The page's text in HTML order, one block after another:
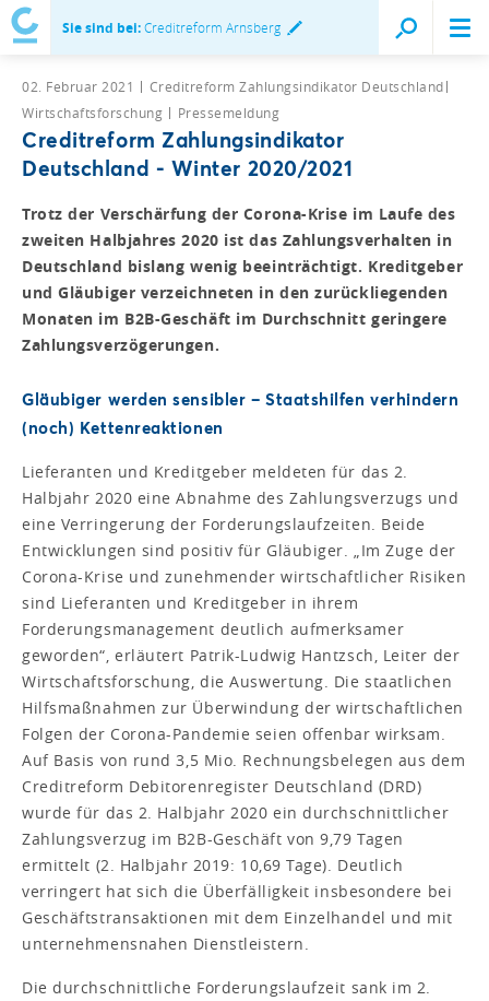
Sie sind bei:Creditreform Arnsberg
02. Februar 2021
Creditreform Zahlungsindikator Deutschland
Wirtschaftsforschung
Pressemeldung
Creditreform Zahlungsindikator
Deutschland - Winter 2020/2021
Trotz der Verschärfung der Corona-Krise im Laufe des
zweiten Halbjahres 2020 ist das Zahlungsverhalten in
Deutschland bislang wenig beeinträchtigt. Kreditgeber
und Gläubiger verzeichneten in den zurückliegenden
Monaten im B2B-Geschäft im Durchschnitt geringere
Zahlungsverzögerungen.
Gläubiger werden sensibler – Staatshilfen verhindern
(noch) Kettenreaktionen
Lieferanten und Kreditgeber meldeten für das 2.
Halbjahr 2020 eine Abnahme des Zahlungsverzugs und
eine Verringerung der Forderungslaufzeiten. Beide
Entwicklungen sind positiv für Gläubiger. „Im Zuge der
Corona-Krise und zunehmender wirtschaftlicher Risiken
sind Lieferanten und Kreditgeber in ihrem
Forderungsmanagement deutlich aufmerksamer
geworden“, erläutert Patrik-Ludwig Hantzsch, Leiter der
Wirtschaftsforschung, die Auswertung. Die staatlichen
Hilfsmaßnahmen zur Überwindung der wirtschaftlichen
Folgen der Corona-Pandemie seien offenbar wirksam.
Auf Basis von rund 3,5 Mio. Rechnungsbelegen aus dem
Creditreform Debitorenregister Deutschland (DRD)
wurde für das 2. Halbjahr 2020 ein durchschnittlicher
Zahlungsverzug im B2B-Geschäft von 9,79 Tagen
ermittelt (2. Halbjahr 2019: 10,69 Tage). Deutlich
verringert hat sich die Überfälligkeit insbesondere bei
Geschäftstransaktionen mit dem Einzelhandel und mit
unternehmensnahen Dienstleistern.
Die durchschnittliche Forderungslaufzeit sank im 2.